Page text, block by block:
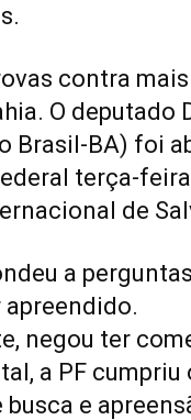
contra mais
O deputado
Brasil-BA) foi
terça-
de
a
negou ter
a PF cumpriu
e